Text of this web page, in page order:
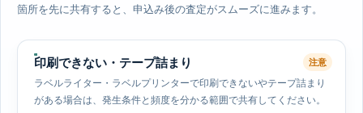
箇所を先に共有すると、申込み後の査定がスムーズに進みます。
印刷できない・テープ詰まり 注意
ラベルライター・ラベルプリンターで印刷できないやテープ詰まり
がある場合は、発生条件と頻度を分かる範囲で共有してください。